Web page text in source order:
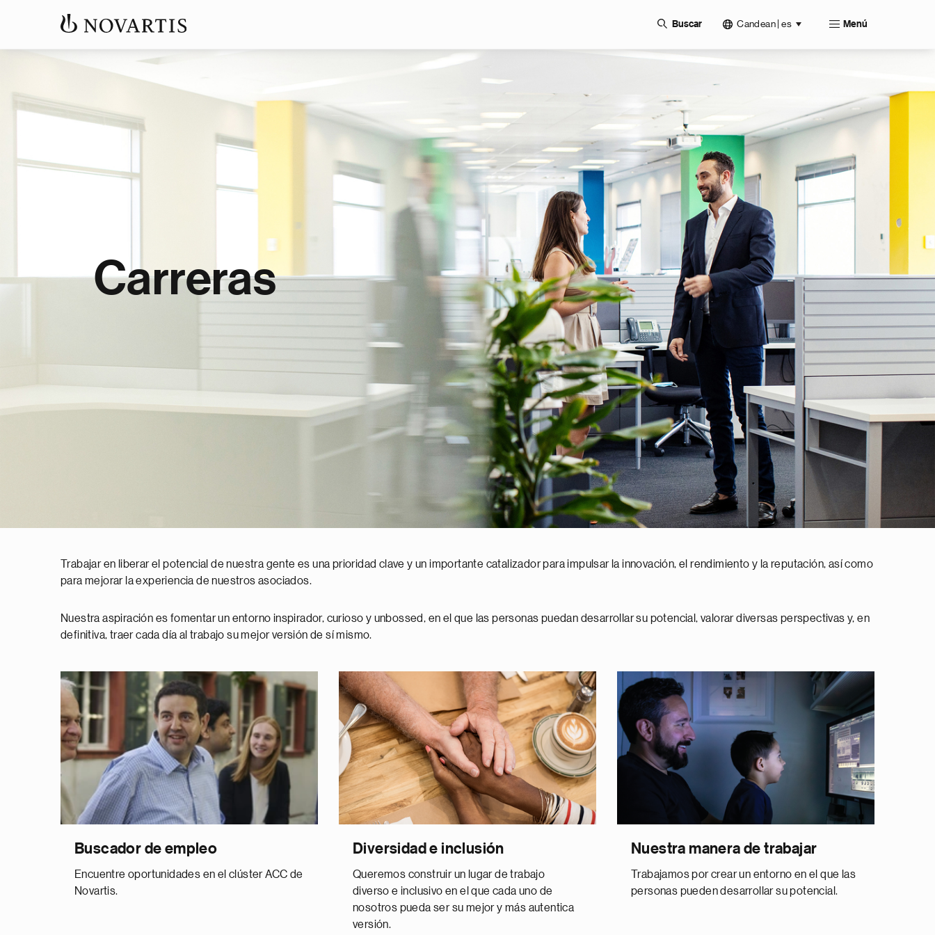
Buscar Candean | es Menú
Carreras
Trabajar en liberar el potencial de nuestra gente es una prioridad clave y un importante catalizador para impulsar la innovación, el rendimiento y la reputación, así como
para mejorar la experiencia de nuestros asociados.
Nuestra aspiración es fomentar un entorno inspirador, curioso y unbossed, en el que las personas puedan desarrollar su potencial, valorar diversas perspectivas y, en
definitiva, traer cada día al trabajo su mejor versión de sí mismo.
Buscador de empleo
Encuentre oportunidades en el clúster ACC de
Novartis.
Diversidad e inclusión
Queremos construir un lugar de trabajo
diverso e inclusivo en el que cada uno de
nosotros pueda ser su mejor y más autentica
versión.
Nuestra manera de trabajar
Trabajamos por crear un entorno en el que las
personas pueden desarrollar su potencial.